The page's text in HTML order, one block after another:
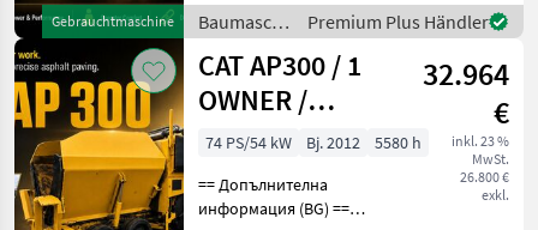
Gebrauchtmaschine
Raupenbagger mit einem
Satz aus
Baumaschinen
/ CAT
Premium Plus Händler
CAT AP300 / 1
OWNER /
SERVICED!
32.964
€
inkl. 23 %
MwSt.
26.800 €
exkl.
74 PS/54 kW Bj. 2012
5580 h
== Допълнителна
информация (BG) ==